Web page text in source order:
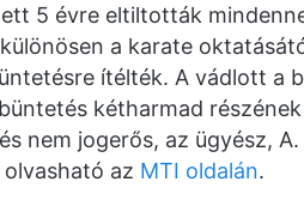
5 évre eltiltották
a karate
ítélték. A vádlott a
kétharmad
nem jogerős, az ügyész,
az MTI oldalán.